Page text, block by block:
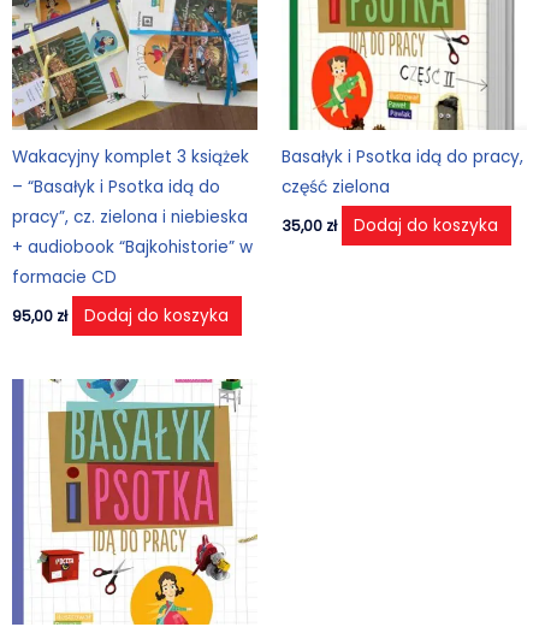
Wakacyjny komplet 3 książek
– “Basałyk i Psotka idą do
pracy”, cz. zielona i niebieska
+ audiobook “Bajkohistorie” w
formacie CD
95,00 zł Dodaj do koszyka
Basałyk i Psotka idą do pracy,
część zielona
35,00 zł Dodaj do koszyka